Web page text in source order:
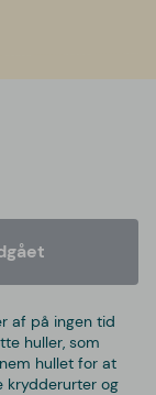
af på ingen tid
huller, som
hullet for at
krydderurter og